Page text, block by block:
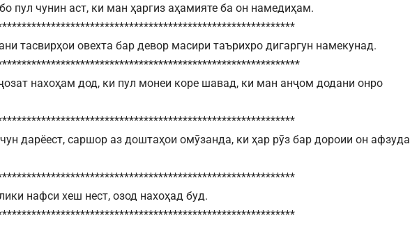
пул чунин аст, ки ман ҳаргиз аҳамияте ба он намедиҳам.
тасвирҳои овехта бар девор масири таърихро дигаргун намекунад.
нахоҳам дод, ки пул монеи коре шавад, ки ман анҷом додани онро
дарёест, саршор аз доштаҳои омӯзанда, ки ҳар рӯз бар дороии он афзуда
нафси хеш нест, озод нахоҳад буд.